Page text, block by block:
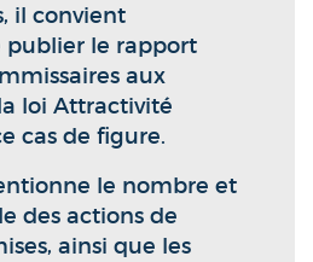
il convient
le rapport
aux
loi Attractivité
cas de figure.
le nombre et
des actions de
ainsi que les